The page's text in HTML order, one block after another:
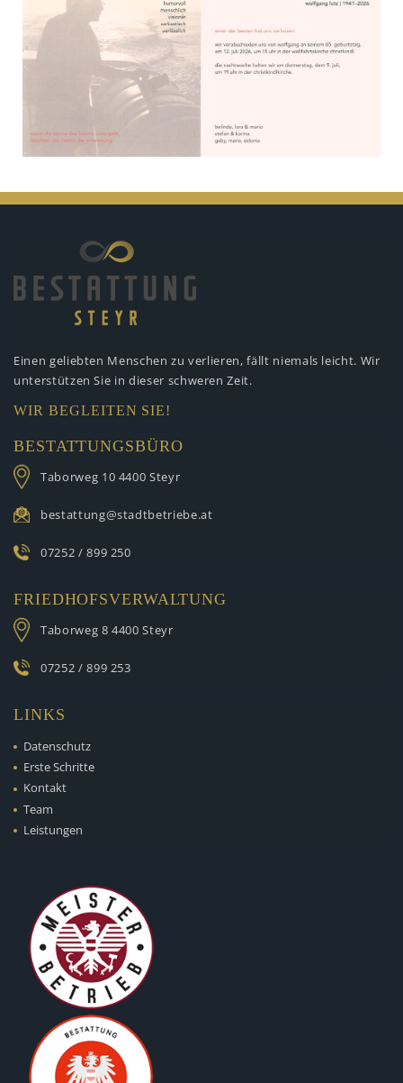
Einen geliebten Menschen zu verlieren, fällt niemals leicht. Wir
unterstützen Sie in dieser schweren Zeit.
WIR BEGLEITEN SIE!
BESTATTUNGSBÜRO
Taborweg 10 4400 Steyr
bestattung@stadtbetriebe.at
07252 / 899 250
FRIEDHOFSVERWALTUNG
Taborweg 8 4400 Steyr
07252 / 899 253
LINKS
Datenschutz
Erste Schritte
Kontakt
Team
Leistungen